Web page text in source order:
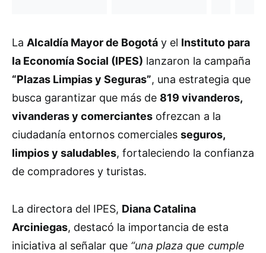
La Alcaldía Mayor de Bogotá y el Instituto para
la Economía Social (IPES) lanzaron la campaña
“Plazas Limpias y Seguras”, una estrategia que
busca garantizar que más de 819 vivanderos,
vivanderas y comerciantes ofrezcan a la
ciudadanía entornos comerciales seguros,
limpios y saludables, fortaleciendo la confianza
de compradores y turistas.
La directora del IPES, Diana Catalina
Arciniegas, destacó la importancia de esta
iniciativa al señalar que “una plaza que cumple